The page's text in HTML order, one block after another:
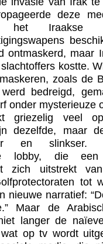
deze
Iraakse
ontmaskerd, maar
kostte.
zoals de
bedreigd,
onder mysterieuze
griezelig veel
dezelfde, maar
en slinkser.
lobby, die een
zich uitstrekt
tot
nieuwe narratief:
Maar de
langer de
op tv wordt